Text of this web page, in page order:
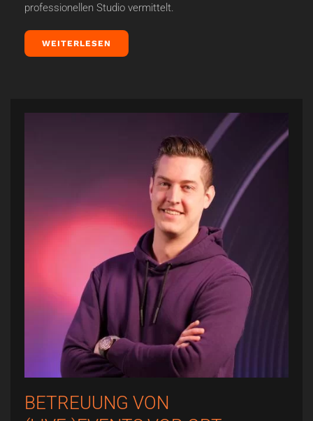
professionellen Studio vermittelt.
WEITERLESEN
BETREUUNG VON